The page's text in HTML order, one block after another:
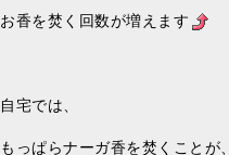
お香を焚く回数が増えます
自宅では、
もっぱらナーガ香を焚くことが、